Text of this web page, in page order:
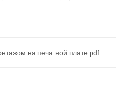
на печатной плате.pdf